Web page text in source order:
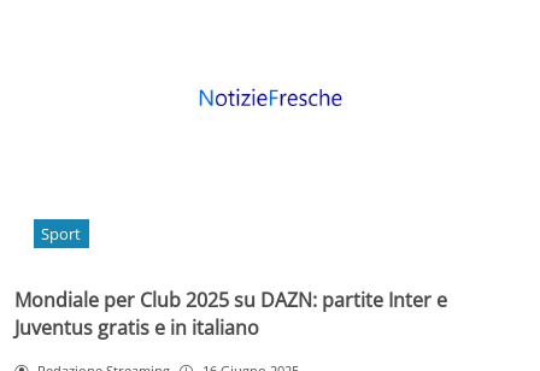
Sport
Mondiale per Club 2025 su DAZN: partite Inter e
Juventus gratis e in italiano